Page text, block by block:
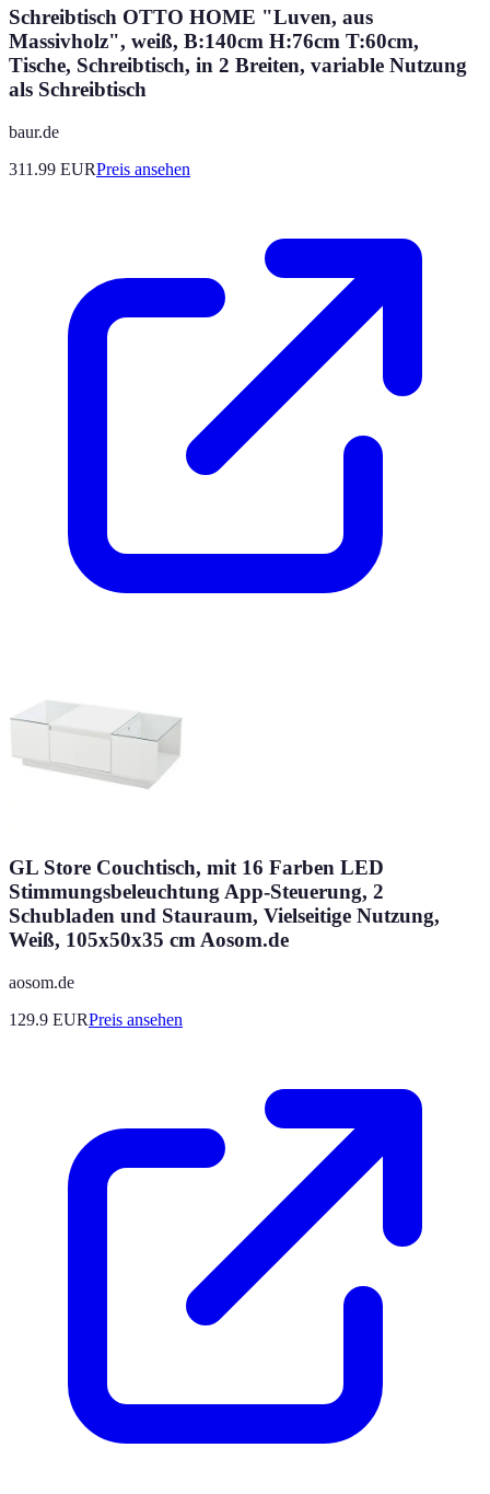
Schreibtisch OTTO HOME "Luven, aus
Massivholz", weiß, B:140cm H:76cm T:60cm,
Tische, Schreibtisch, in 2 Breiten, variable Nutzung
als Schreibtisch
baur.de
311.99 EURPreis ansehen
GL Store Couchtisch, mit 16 Farben LED
Stimmungsbeleuchtung App-Steuerung, 2
Schubladen und Stauraum, Vielseitige Nutzung,
Weiß, 105x50x35 cm Aosom.de
aosom.de
129.9 EURPreis ansehen